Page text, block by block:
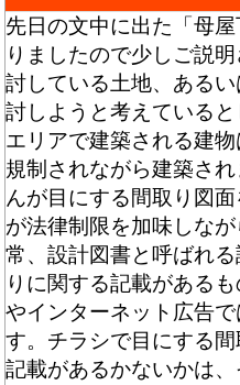
先日の文中に出た「母
りましたので少しご説
討している土地、ある
討しようと考えている
エリアで建築される建
規制されながら建築さ
んが目にする間取り図
が法律制限を加味しな
常、設計図書と呼ばれ
りに関する記載がある
やインターネット広告
す。チラシで目にする
記載があるかないかは